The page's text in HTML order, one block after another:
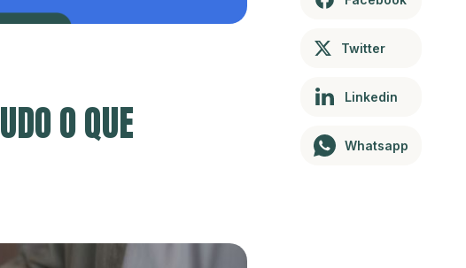
O QUE
Twitter
Linkedin
Whatsapp